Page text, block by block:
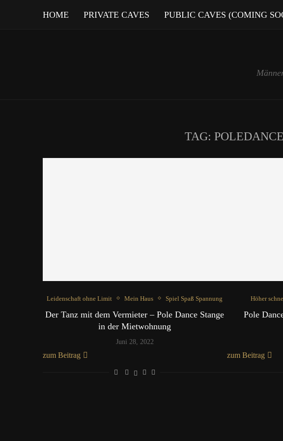
HOME PRIVATE CAVES PUBLIC CAVES (COMING
TAG: POLEDANCE
Leidenschaft ohne Limit Mein Haus Spiel Spaß Spannung
Der Tanz mit dem Vermieter – Pole Dance Stange
in der Mietwohnung
Juni 28, 2022
zum Beitrag
Höher
Pole
zum Beitrag